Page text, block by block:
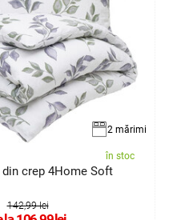
2 mărimi
în stoc
crep 4Home Soft
142,99 lei